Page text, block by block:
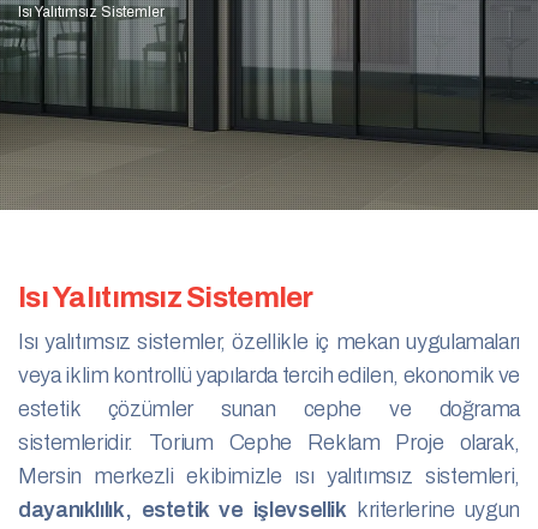
Isı Yalıtımsız Sistemler
Isı Yalıtımsız Sistemler
Isı yalıtımsız sistemler, özellikle iç mekan uygulamaları
veya iklim kontrollü yapılarda tercih edilen, ekonomik ve
estetik çözümler sunan cephe ve doğrama
sistemleridir. Torium Cephe Reklam Proje olarak,
Mersin merkezli ekibimizle ısı yalıtımsız sistemleri,
dayanıklılık, estetik ve işlevsellikkriterlerine uygun